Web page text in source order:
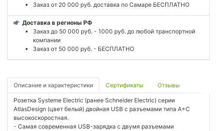
Заказ от 20 000 руб. доставка по Самаре БЕСПЛАТНО
Доставка в регионы РФ
Заказ до 50 000 руб. - 1000 руб. до любой транспортной
компании
Заказ от 50 000 руб. - БЕСПЛАТНО
Описание и характеристики Сертификаты Отзывы
Розетка Systeme Electric (ранее Schneider Electric) серии
AtlasDesign (цвет белый) двойная USB с разъемами типа A+C
высокоскоростная.
- Самая современная USB-зарядка с двумя разъемами